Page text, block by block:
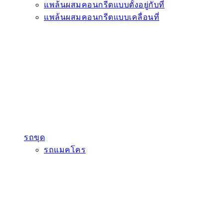
แพล้นผสมคอนกรีตแบบตั้งอยู่กับที่
แพล้นผสมคอนกรีตแบบเคลื่อนที่
รถขุด
รถแมคโคร